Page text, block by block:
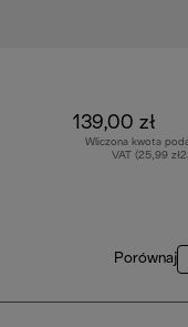
139,00 zł
Wliczona kwota
VAT (25,99
Porównaj